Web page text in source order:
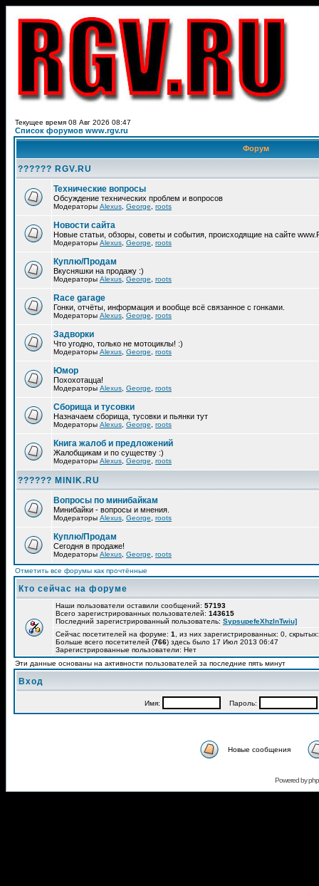
Текущее время 08 Авг 2026 08:47
Список форумов www.rgv.ru
Форум
?????? RGV.RU
Технические вопросы
Обсуждение технических проблем и вопросов
Модераторы Alexus George roots
Новости сайта
Новые статьи, обзоры, советы и события, происходящие на сайте
Модераторы Alexus George roots
Куплю/Продам
Вкусняшки на продажу :)
Модераторы Alexus George roots
Race garage
Гонки, отчёты, информация и вообще всё связанное с гонками.
Модераторы Alexus George roots
Задворки
Что угодно, только не мотоциклы! :)
Модераторы Alexus George roots
Юмор
Похохотацца!
Модераторы Alexus George roots
Сборища и тусовки
Назначаем сборища, тусовки и пьянки тут
Модераторы Alexus George roots
Книга жалоб и предложений
Жалобщикам и по существу :)
Модераторы Alexus George roots
?????? MINIK.RU
Вопросы по минибайкам
Минибайки - вопросы и мнения.
Модераторы Alexus George roots
Куплю/Продам
Сегодня в продаже!
Модераторы Alexus George roots
Отметить все форумы как прочтённые
Кто сейчас на форуме
Наши пользователи оставили сообщений: 57193
Всего зарегистрированных пользователей: 143615
Последний зарегистрированный пользователь: SypsupefeXhzlnTwiu]
Сейчас посетителей на форуме: 1
, из них зарегистрированных: 0,
Больше всего посетителей (766) здесь было 17 Июл 2013 06:47
Зарегистрированные пользователи: Нет
Эти данные основаны на активности пользователей за последние пять минут
Вход
Имя: Пароль:
Новые сообщения
Powered by